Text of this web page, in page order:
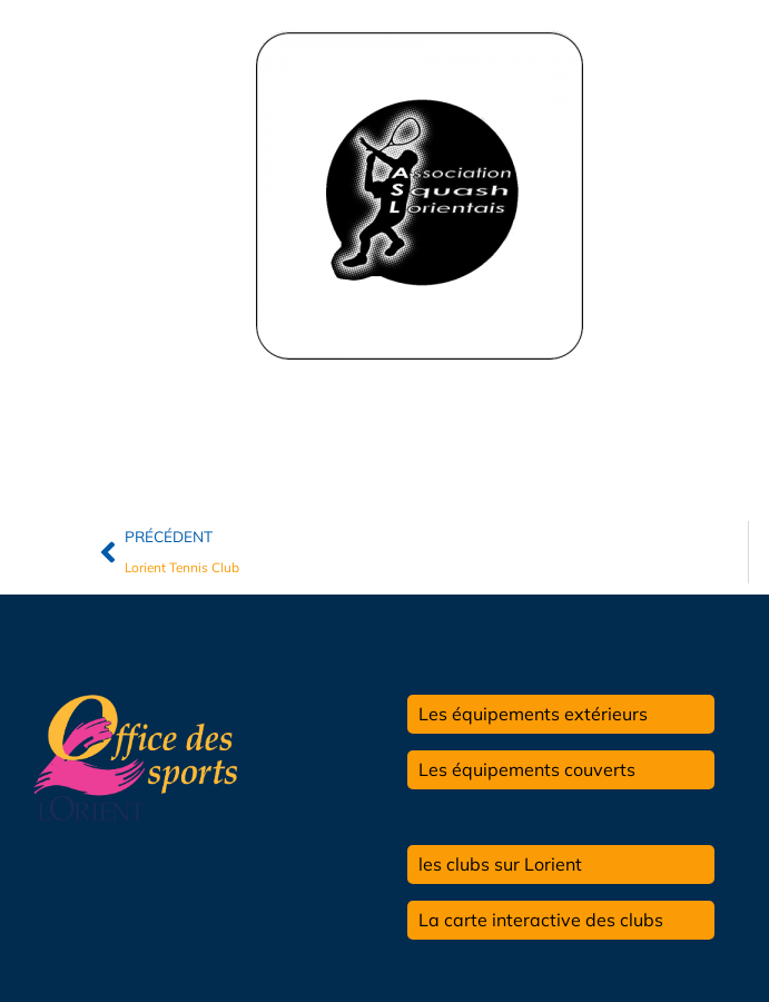
PRÉCÉDENT
Lorient Tennis Club
Les équipements extérieurs
Les équipements couverts
les clubs sur Lorient
La carte interactive des clubs